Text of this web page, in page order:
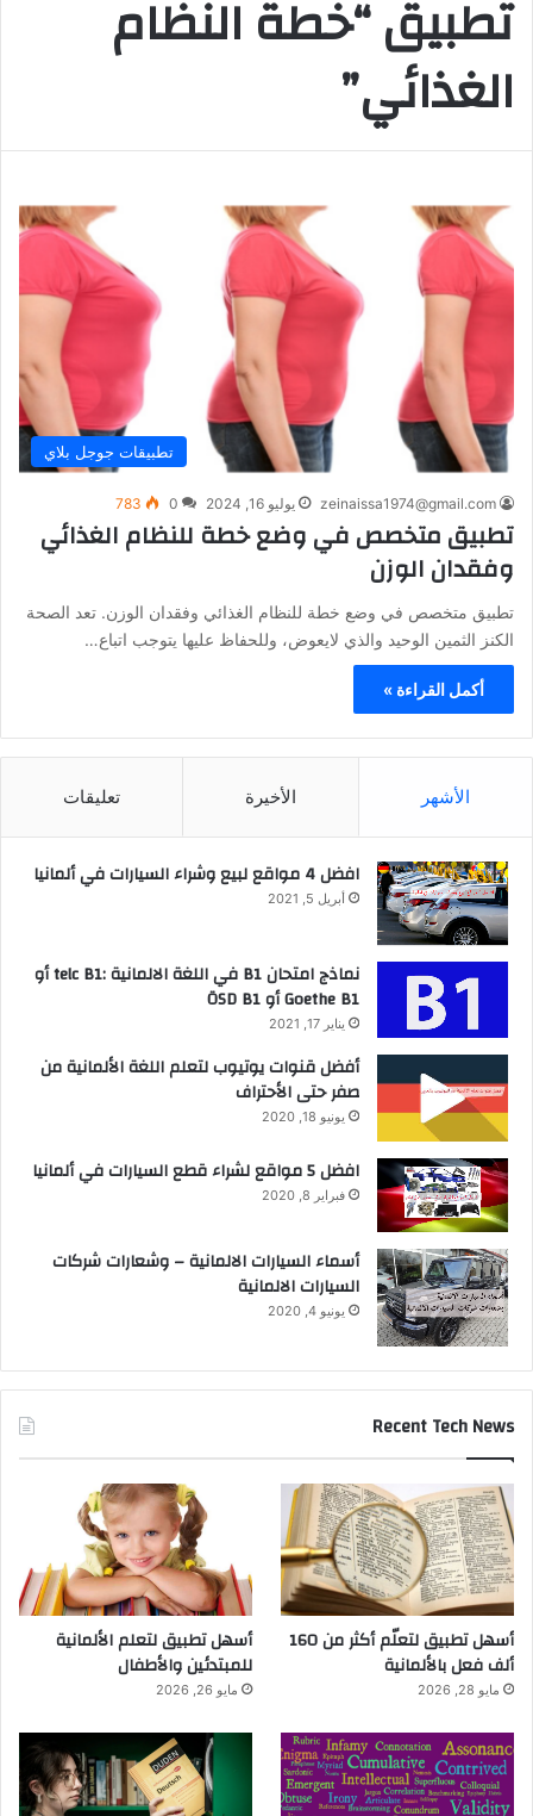
تطبيق “خطة النظام
الغذائي”
تطبيقات جوجل بلاي
zeinaissa1974@gmail.com يوليو 16, 2024 0
783
تطبيق متخصص في وضع خطة للنظام الغذائي
وفقدان الوزن
تطبيق متخصص في وضع خطة للنظام الغذائي وفقدان الوزن. تعد الصحة
الكنز الثمين الوحيد والذي لايعوض، وللحفاظ عليها يتوجب اتباع…
أكمل القراءة »
الأشهر الأخيرة تعليقات
افضل 4 مواقع لبيع وشراء السيارات في ألمانيا
أبريل 5, 2021
نماذج امتحان B1 في اللغة الالمانية :telc B1 أو
Goethe B1 أو ÖSD B1
يناير 17, 2021
أفضل قنوات يوتيوب لتعلم اللغة الألمانية من
صفر حتى الأحتراف
يونيو 18, 2020
افضل 5 مواقع لشراء قطع السيارات في ألمانيا
فبراير 8, 2020
أسماء السيارات الالمانية – وشعارات شركات
السيارات الالمانية
يونيو 4, 2020
Recent Tech News
أسهل تطبيق لتعلّم أكثر من 160
ألف فعل بالألمانية
مايو 28, 2026
أسهل تطبيق لتعلم الألمانية
للمبتدئين والأطفال
مايو 26, 2026